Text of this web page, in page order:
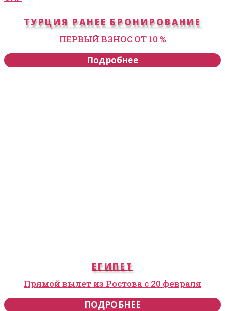
ТУРЦИЯ РАНЕЕ БРОНИРОВАНИЕ
ПЕРВЫЙ ВЗНОС ОТ 10 %
Подробнее
ЕГИПЕТ
Прямой вылет из Ростова с 20 февраля
ПОДРОБНЕЕ